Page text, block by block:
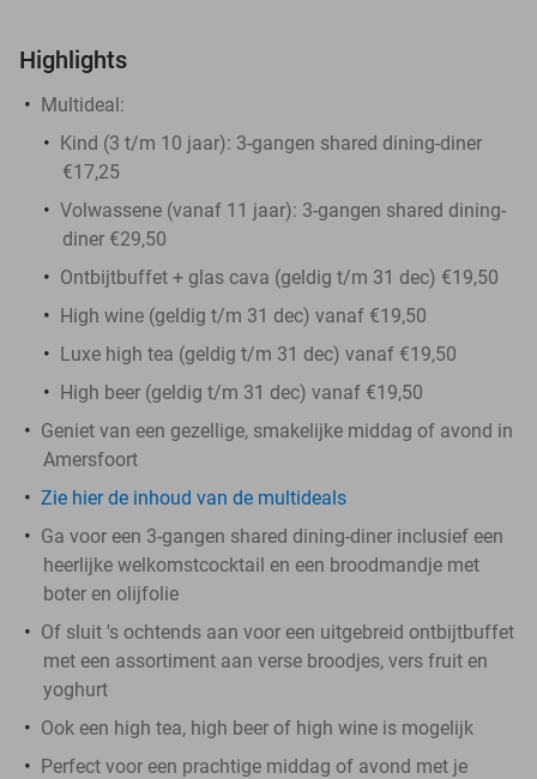
Highlights
Multideal:
Kind (3 t/m 10 jaar): 3-gangen shared dining-diner
€17,25
Volwassene (vanaf 11 jaar): 3-gangen shared dining-
diner €29,50
Ontbijtbuffet + glas cava (geldig t/m 31 dec) €19,50
High wine (geldig t/m 31 dec) vanaf €19,50
Luxe high tea (geldig t/m 31 dec) vanaf €19,50
High beer (geldig t/m 31 dec) vanaf €19,50
Geniet van een gezellige, smakelijke middag of avond in
Amersfoort
Zie hier de inhoud van de multideals
Ga voor een 3-gangen shared dining-diner inclusief een
heerlijke welkomstcocktail en een broodmandje met
boter en olijfolie
Of sluit 's ochtends aan voor een uitgebreid ontbijtbuffet
met een assortiment aan verse broodjes, vers fruit en
yoghurt
Ook een high tea, high beer of high wine is mogelijk
Perfect voor een prachtige middag of avond met je